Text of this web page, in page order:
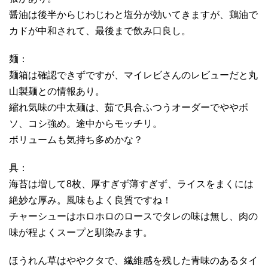
醤油は後半からじわじわと塩分が効いてきますが、鶏油で
カドが中和されて、最後まで飲み口良し。
麺：
麺箱は確認できずですが、マイレビさんのレビューだと丸
山製麺との情報あり。
縮れ気味の中太麺は、茹で具合ふつうオーダーでややボ
ソ、コシ強め。途中からモッチリ。
ボリュームも気持ち多めかな？
具：
海苔は増して8枚、厚すぎず薄すぎず、ライスをまくには
絶妙な厚み。風味もよく良質ですね！
チャーシューはホロホロのロースでタレの味は無し、肉の
味が程よくスープと馴染みます。
ほうれん草はややクタで、繊維感を残した青味のあるタイ